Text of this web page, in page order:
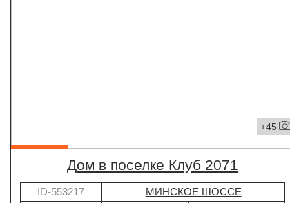
+45
дом в поселке Клуб 2071
ID-553217
МИНСКОЕ ШОССЕ